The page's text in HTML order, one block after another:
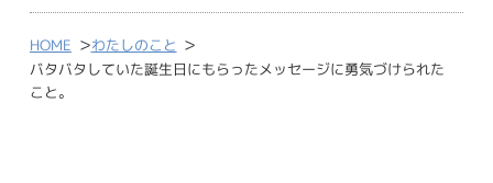
HOME >わたしのこと >
バタバタしていた誕生日にもらったメッセージに勇気づけられた
こと。